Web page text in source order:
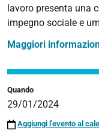
Quando
29/01/2024
Aggiungi l'evento al
lavoro presenta una
impegno sociale e
Maggiori